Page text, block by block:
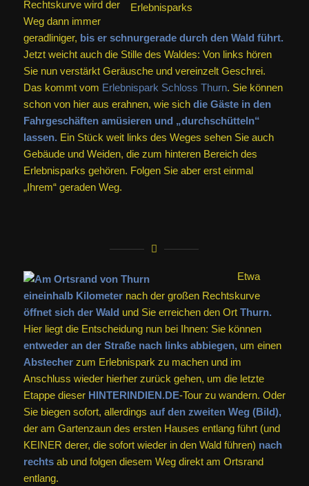
Rechtskurve wird der
Weg dann immer
geradliniger, bis er schnurgerade durch den Wald führt.
Jetzt weicht auch die Stille des Waldes: Von links hören
Sie nun verstärkt Geräusche und vereinzelt Geschrei.
Das kommt vom Erlebnispark Schloss Thurn. Sie können
schon von hier aus erahnen, wie sich die Gäste in den
Fahrgeschäften amüsieren und „durchschütteln“
lassen. Ein Stück weit links des Weges sehen Sie auch
Gebäude und Weiden, die zum hinteren Bereich des
Erlebnisparks gehören. Folgen Sie aber erst einmal
„Ihrem“ geraden Weg.
Etwa
eineinhalb Kilometernach der großen Rechtskurve
öffnet sich der Wald und Sie erreichen den Ort Thurn.
Hier liegt die Entscheidung nun bei Ihnen: Sie können
entweder an der Straße nach links abbiegen,um einen
Abstecherzum Erlebnispark zu machen und im
Anschluss wieder hierher zurück gehen, um die letzte
Etappe dieser HINTERINDIEN.DE-Tour zu wandern. Oder
Sie biegen sofort, allerdings auf den zweiten Weg (Bild),
der am Gartenzaun des ersten Hauses entlang führt (und
KEINER derer, die sofort wieder in den Wald führen) nach
rechtsab und folgen diesem Weg direkt am Ortsrand
entlang.